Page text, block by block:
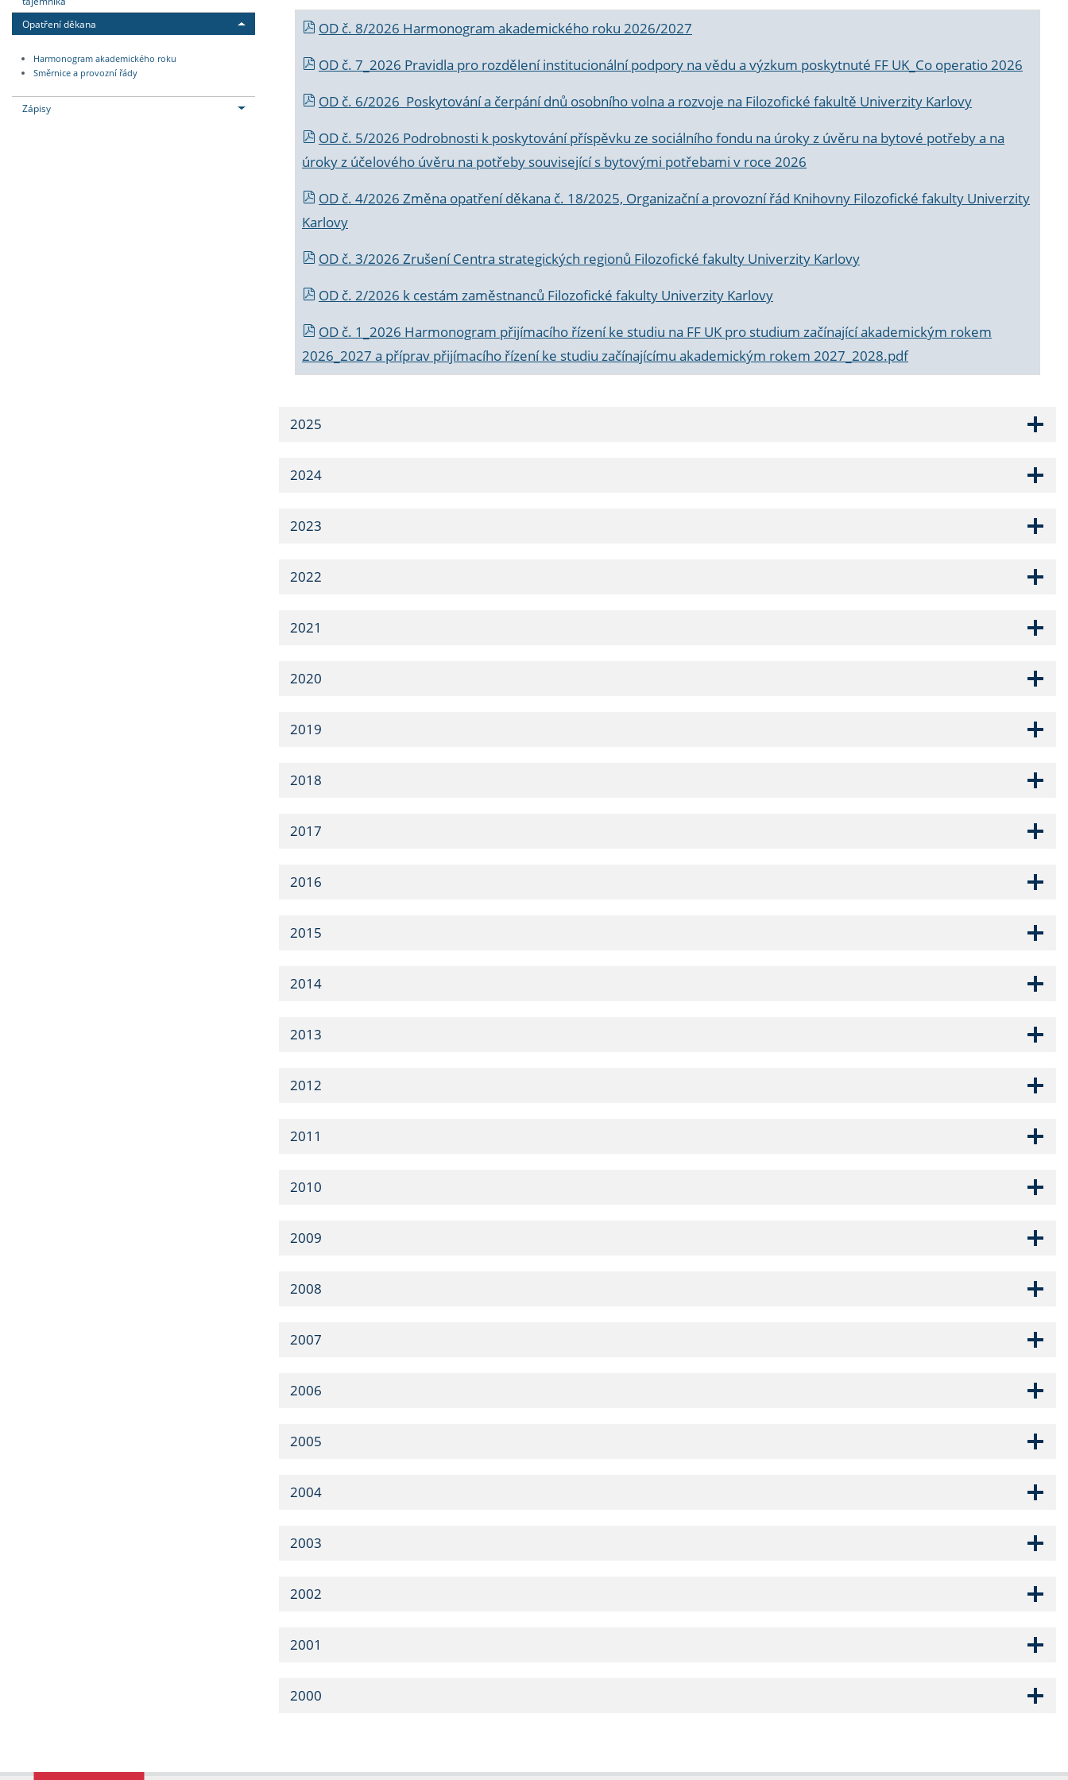
Opatření děkana
Harmonogram akademického roku
Směrnice a provozní řády
Zápisy
OD č. 8/2026 Harmonogram akademického roku 2026/2027
OD č. 7_2026 Pravidla pro rozdělení institucionální podpory na vědu a výzkum poskytnuté FF UK_Co operatio 2026
OD č. 6/2026 Poskytování a čerpání dnů osobního volna a rozvoje na Filozofické fakultě Univerzity Karlovy
OD č. 5/2026 Podrobnosti k poskytování příspěvku ze sociálního fondu na úroky z úvěru na bytové potřeby a na
úroky z účelového úvěru na potřeby související s bytovými potřebami v roce 2026
OD č. 4/2026 Změna opatření děkana č. 18/2025, Organizační a provozní řád Knihovny Filozofické fakulty Univerzity
Karlovy
OD č. 3/2026 Zrušení Centra strategických regionů Filozofické fakulty Univerzity Karlovy
OD č. 2/2026 k cestám zaměstnanců Filozofické fakulty Univerzity Karlovy
OD č. 1_2026 Harmonogram přijímacího řízení ke studiu na FF UK pro studium začínající akademickým rokem
2026_2027 a příprav přijímacího řízení ke studiu začínajícímu akademickým rokem 2027_2028.pdf
2025
2024
2023
2022
2021
2020
2019
2018
2017
2016
2015
2014
2013
2012
2011
2010
2009
2008
2007
2006
2005
2004
2003
2002
2001
2000